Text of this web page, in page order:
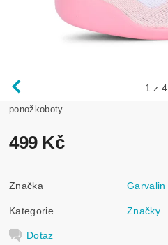
1 z 4
ponožkoboty
499 Kč
Značka Garvalin
Kategorie Značky
Dotaz